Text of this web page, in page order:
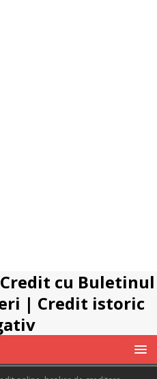
Credit cu Buletinul
| Credit istoric